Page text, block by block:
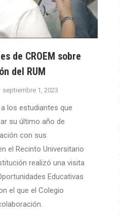
de CROEM sobre
del RUM
septiembre 1, 2023
los estudiantes que
su último año de
con sus
el Recinto Universitario
realizó una visita
Educativas
el que el Colegio